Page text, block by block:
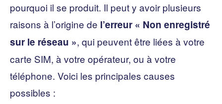
pourquoi il se produit. Il peut y avoir plusieurs
raisons à l’origine de l’erreur « Non enregistré
sur le réseau », qui peuvent être liées à votre
carte SIM, à votre opérateur, ou à votre
téléphone. Voici les principales causes
possibles :